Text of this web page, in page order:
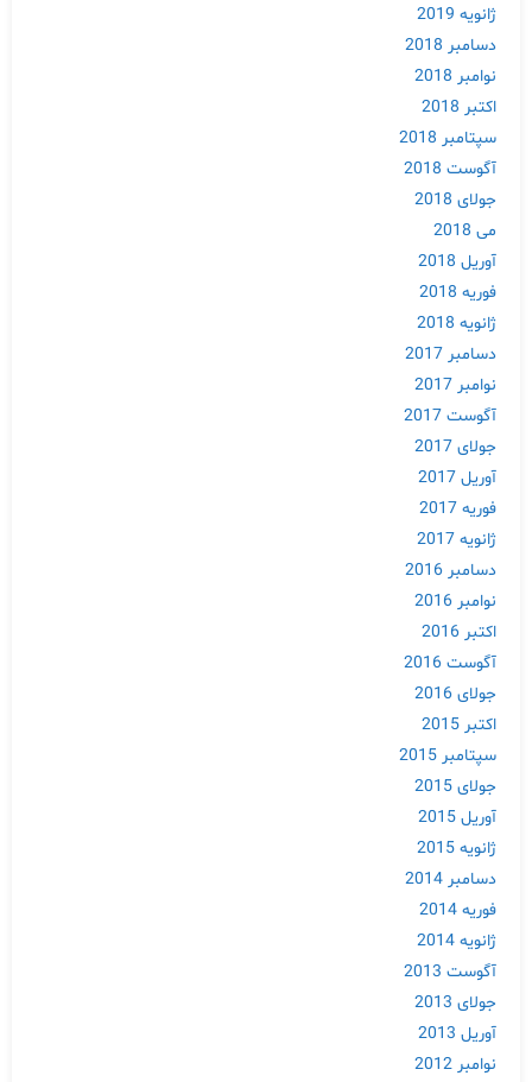
ژانویه 2019
دسامبر 2018
نوامبر 2018
اکتبر 2018
سپتامبر 2018
آگوست 2018
جولای 2018
می 2018
آوریل 2018
فوریه 2018
ژانویه 2018
دسامبر 2017
نوامبر 2017
آگوست 2017
جولای 2017
آوریل 2017
فوریه 2017
ژانویه 2017
دسامبر 2016
نوامبر 2016
اکتبر 2016
آگوست 2016
جولای 2016
اکتبر 2015
سپتامبر 2015
جولای 2015
آوریل 2015
ژانویه 2015
دسامبر 2014
فوریه 2014
ژانویه 2014
آگوست 2013
جولای 2013
آوریل 2013
نوامبر 2012